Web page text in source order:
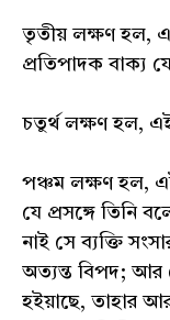
তৃতীয় লক্ষণ হল, এ
প্রতিপাদক বাক্য
চতুর্থ লক্ষণ হল,
পঞ্চম লক্ষণ হল, এই
যে প্রসঙ্গে তিনি
নাই সে ব্যক্তি
অত্যন্ত বিপদ; আর
হইয়াছে, তাহার